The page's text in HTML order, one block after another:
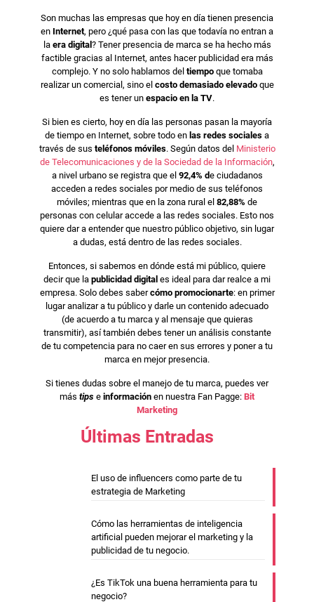
Son muchas las empresas que hoy en día tienen presencia
en Internet, pero ¿qué pasa con las que todavía no entran a
la era digital ? Tener presencia de marca se ha hecho más
factible gracias al Internet, antes hacer publicidad era más
complejo. Y no solo hablamos del tiempoque tomaba
realizar un comercial, sino el costo demasiado elevadoque
es tener un espacio en la TV.
Si bien es cierto, hoy en día las personas pasan la mayoría
de tiempo en Internet, sobre todo en las redes sociales a
través de sus teléfonos móviles. Según datos del Ministerio
de Telecomunicaciones y de la Sociedad de la Información,
a nivel urbano se registra que el 92,4% de ciudadanos
acceden a redes sociales por medio de sus teléfonos
móviles; mientras que en la zona rural el 82,88% de
personas con celular accede a las redes sociales. Esto nos
quiere dar a entender que nuestro público objetivo, sin lugar
a dudas, está dentro de las redes sociales.
Entonces, si sabemos en dónde está mi público, quiere
decir que la publicidad digital es ideal para dar realce a mi
empresa. Solo debes sabercómo promocionarte: en primer
lugar analizar a tu público y darle un contenido adecuado
(de acuerdo a tu marca y al mensaje que quieras
transmitir), así también debes tener un análisis constante
de tu competencia para no caer en sus errores y poner a tu
marca en mejor presencia.
Si tienes dudas sobre el manejo de tu marca, puedes ver
más tips e información en nuestra Fan Pagge: Bit
Marketing
Últimas Entradas
El uso de influencers como parte de tu
estrategia de Marketing
Cómo las herramientas de inteligencia
artificial pueden mejorar el marketing y la
publicidad de tu negocio.
¿Es TikTok una buena herramienta para tu
negocio?